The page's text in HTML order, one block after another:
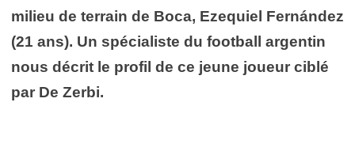
milieu de terrain de Boca, Ezequiel Fernández
(21 ans). Un spécialiste du football argentin
nous décrit le profil de ce jeune joueur ciblé
par De Zerbi.